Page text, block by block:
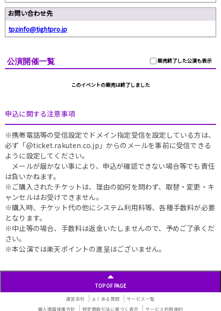
お問い合わせ先
tpzinfo@tightpro.jp
販売終了した公演も表示
公演開催一覧
このイベントの販売は終了しました
申込に関する注意事項
※携帯電話等の受信設定でドメイン指定受信を設定している方は、
必ず「@ticket.rakuten.co.jp」からのメールを事前に受信できる
ように設定してください。
メールが届かない事により、申込が確認できない場合等でも責任
は負いかねます。
※ご購入されたチケットは、理由の如何を問わず、取替・変更・キ
ャンセルはお受けできません。
※購入時、チケット代の他にシステム利用料等、各種手数料が必要
となります。
※中止等の場合、手数料は返金いたしませんので、予めご了承くだ
さい。
※本公演では楽天ポイントの進呈はございません。
TOP OF PAGE
運営会社 よくある質問
サービス一覧
個人情報保護方針
特定商取引法に基づく表示 サービス利用規約